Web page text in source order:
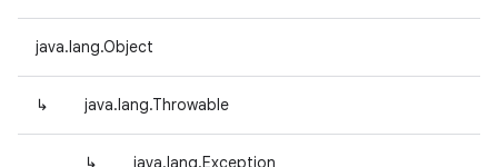
java.lang.Object
↳ java.lang.Throwable
↳ java.lang.Exception